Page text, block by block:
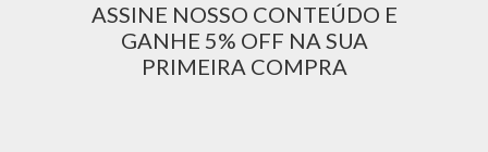
ASSINE NOSSO CONTEÚDO E
GANHE 5% OFF NA SUA
PRIMEIRA COMPRA